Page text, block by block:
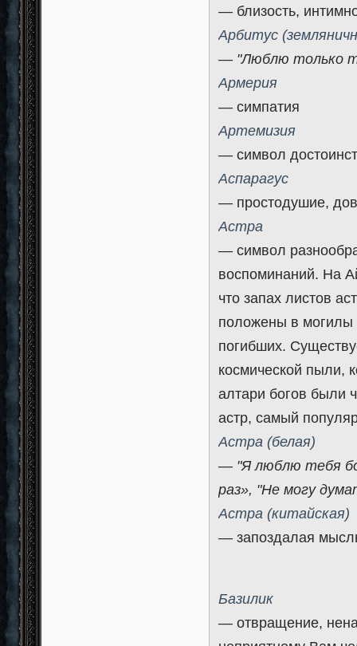
— близость,
Арбитус
— "Люблю только
Армерия
— симпатия
Артемизия
— символ
Аспарагус
— простодушие,
Астра
— cимвол
воспоминаний. На
что запах листов
положены в могилы
погибших.
космической пыли,
алтари богов были
астр, самый
Астра (белая)
— "Я люблю тебя
раз», "Не могу
Астра (китайская)
— запоздалая
Базилик
— отвращение,